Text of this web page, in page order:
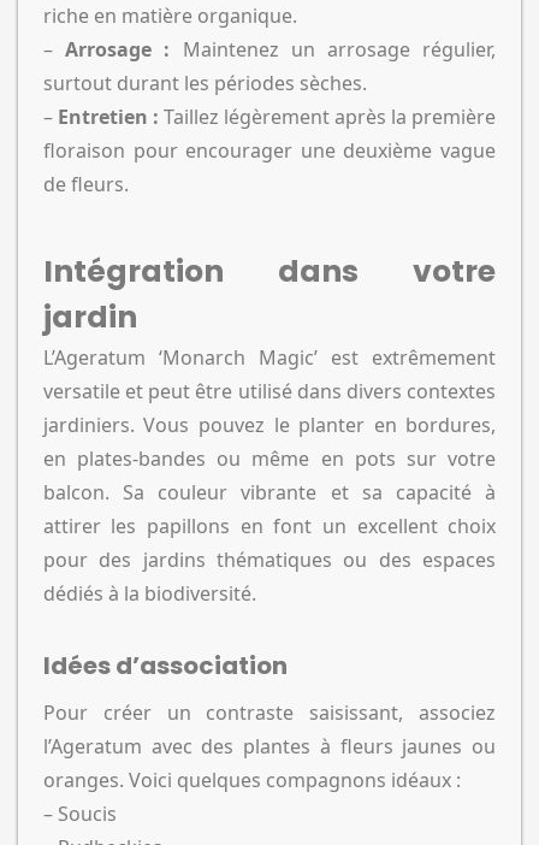
riche en matière organique.
–Arrosage : Maintenez un arrosage régulier,
surtout durant les périodes sèches.
– Entretien : Taillez légèrement après la première
floraison pour encourager une deuxième vague
de fleurs.
Intégration dans votre
jardin
L’Ageratum ‘Monarch Magic’ est extrêmement
versatile et peut être utilisé dans divers contextes
jardiniers. Vous pouvez le planter en bordures,
en plates-bandes ou même en pots sur votre
balcon. Sa couleur vibrante et sa capacité à
attirer les papillons en font un excellent choix
pour des jardins thématiques ou des espaces
dédiés à la biodiversité.
Idées d’association
Pour créer un contraste saisissant, associez
l’Ageratum avec des plantes à fleurs jaunes ou
oranges. Voici quelques compagnons idéaux :
– Soucis